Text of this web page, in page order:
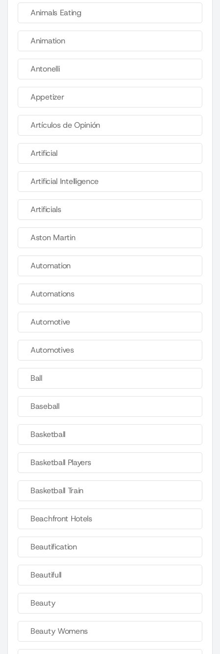
Animals Eating
Animation
Antonelli
Appetizer
Artículos de Opinión
Artificial
Artificial Intelligence
Artificials
Aston Martin
Automation
Automations
Automotive
Automotives
Ball
Baseball
Basketball
Basketball Players
Basketball Train
Beachfront Hotels
Beautification
Beautifull
Beauty
Beauty Womens